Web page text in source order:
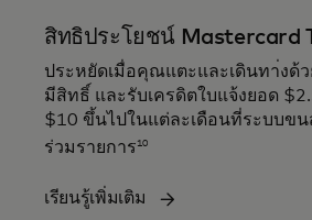
สิทธิประโยชน์ Mastercard
ประหยัดเมื่อคุณแตะและเดินทา่งด้
มีสิทธิ์ และรับเครดิตใบแจ้งยอด
$10 ขึ้นไปในแต่ละเดือนที่ระบบข
ร่วมรายการ 10
เรียนรู้เพิ่มเติม